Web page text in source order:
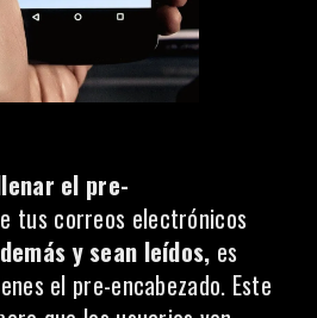
el pre-
tus correos electrónicos
y sean leídos, es
el pre-encabezado. Este